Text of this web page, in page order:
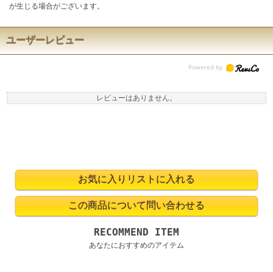
が生じる場合がございます。
ユーザーレビュー
レビューはありません。
RECOMMEND ITEM
あなたにおすすめのアイテム